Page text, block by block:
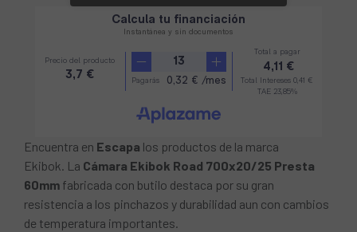
Encuentra en Escapa los productos de la marca
Ekibok. La Cámara Ekibok Road 700x20/25 Presta
60mm fabricada con butilo destaca por su gran
resistencia a los pinchazos y durabilidad aun con cambios
de temperatura importantes.